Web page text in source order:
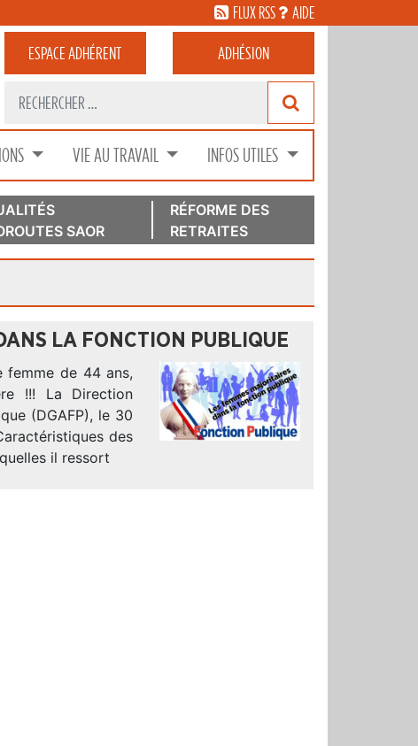
FLUX RSS AIDE
ESPACEADHÉRENT ADHÉSION
VIE AU TRAVAIL INFOS UTILES
SAOR
RÉFORME DES
RETRAITES
LA FONCTION PUBLIQUE
femme de 44 ans,
!!! La Direction
(DGAFP), le 30
des
il ressort